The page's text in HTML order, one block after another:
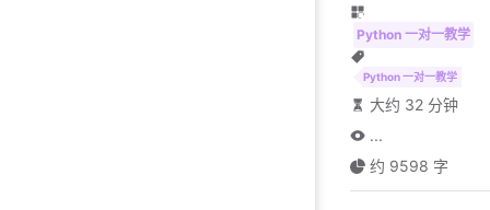
Python 一对一教学
Python 一对一教学
大约 32 分钟
...
约 9598 字